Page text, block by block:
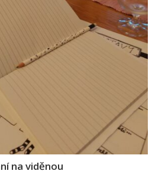
na viděnou